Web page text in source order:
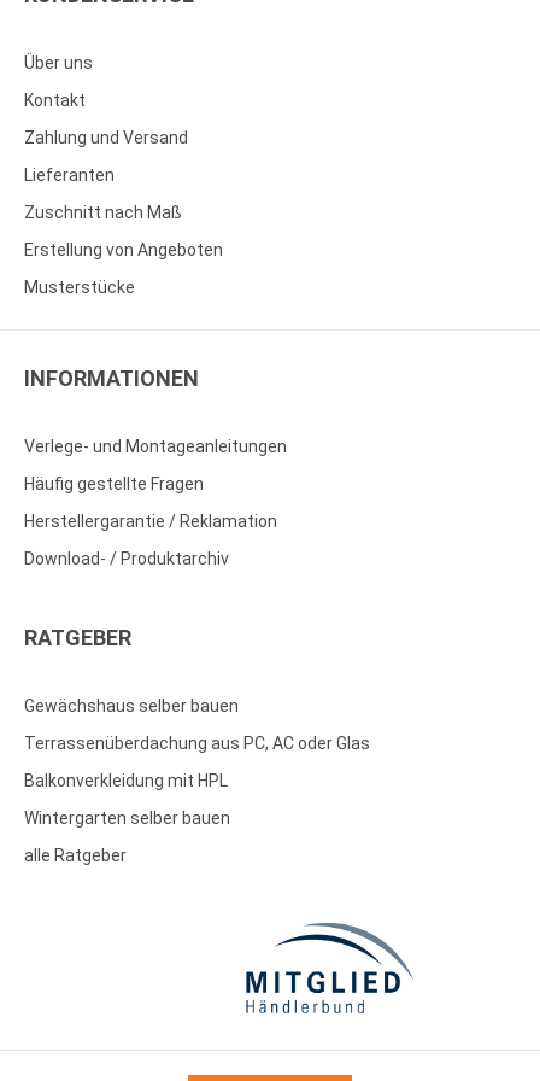
Über uns
Kontakt
Zahlung und Versand
Lieferanten
Zuschnitt nach Maß
Erstellung von Angeboten
Musterstücke
INFORMATIONEN
Verlege- und Montageanleitungen
Häufig gestellte Fragen
Herstellergarantie / Reklamation
Download- / Produktarchiv
RATGEBER
Gewächshaus selber bauen
Terrassenüberdachung aus PC, AC oder Glas
Balkonverkleidung mit HPL
Wintergarten selber bauen
alle Ratgeber